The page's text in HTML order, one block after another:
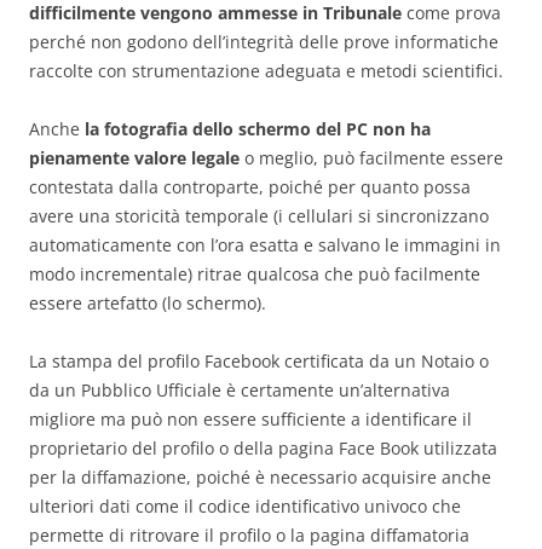
difficilmente vengono ammesse in Tribunale come prova
perché non godono dell’integrità delle prove informatiche
raccolte con strumentazione adeguata e metodi scientifici.
Anche la fotografia dello schermo del PC non ha
pienamente valore legale o meglio, può facilmente essere
contestata dalla controparte, poiché per quanto possa
avere una storicità temporale (i cellulari si sincronizzano
automaticamente con l’ora esatta e salvano le immagini in
modo incrementale) ritrae qualcosa che può facilmente
essere artefatto (lo schermo).
La stampa del profilo Facebook certificata da un Notaio o
da un Pubblico Ufficiale è certamente un’alternativa
migliore ma può non essere sufficiente a identificare il
proprietario del profilo o della pagina Face Book utilizzata
per la diffamazione, poiché è necessario acquisire anche
ulteriori dati come il codice identificativo univoco che
permette di ritrovare il profilo o la pagina diffamatoria